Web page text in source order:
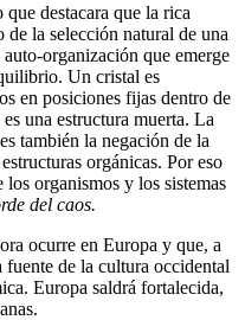
destacara que la rica
la selección natural de una
organización que emerge
Un cristal es
en posiciones fijas dentro de
una estructura muerta. La
también la negación de la
orgánicas. Por eso
organismos y los sistemas
del caos.
ocurre en Europa y que, a
fuente de la cultura occidental
Europa saldrá fortalecida,